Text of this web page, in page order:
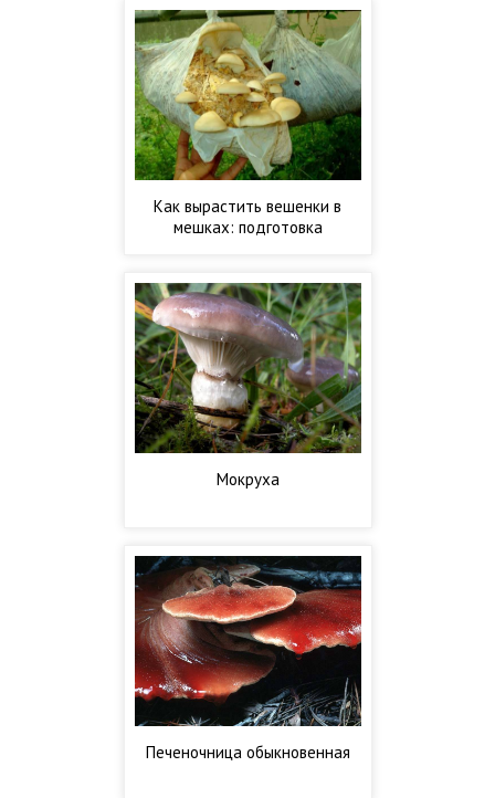
Как вырастить вешенки в
мешках: подготовка
Мокруха
Печеночница обыкновенная